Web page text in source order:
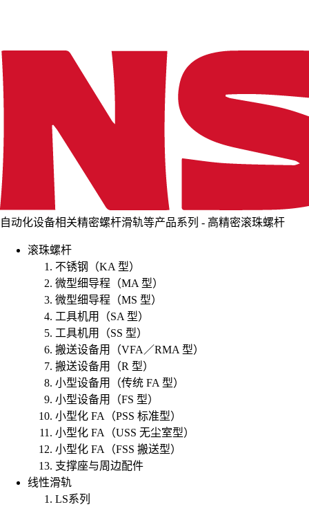
自动化设备相关精密螺杆滑轨等产品系列 - 高精密滚珠螺杆
滚珠螺杆
不锈钢（KA 型）
微型细导程（MA 型）
微型细导程（MS 型）
工具机用（SA 型）
工具机用（SS 型）
搬送设备用（VFA／RMA 型）
搬送设备用（R 型）
小型设备用（传统 FA 型）
小型设备用（FS 型）
小型化 FA（PSS 标准型）
小型化 FA（USS 无尘室型）
小型化 FA（FSS 搬送型）
支撑座与周边配件
线性滑轨
LS系列